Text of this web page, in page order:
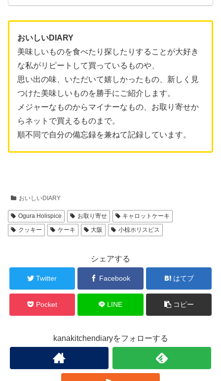
おいしいDIARY
美味しいものを食べたり探したりすることが大好き
な私がリピートして買っているものや、
思い出の味、いただいて嬉しかったもの、新しく見
つけた美味しいものを勝手にご紹介します。
メジャーなものからマイナーなもの、お取り寄せか
らネットで買えるものまで。
順不同で自分の備忘録を兼ねて記録しています。
おいしいDIARY
Ogura Holispice お取り寄せ
キャロットケーキ
クッキー
ケーキ 大阪 小椋ホリスピス
シェアする
Twitter Facebook はてブ
Pocket LINE コピー
kanakitchendiaryをフォローする